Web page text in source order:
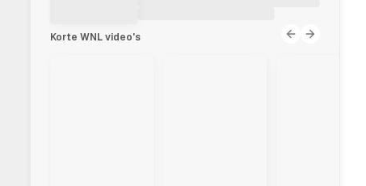
Korte WNL video's